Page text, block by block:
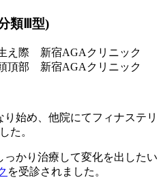
類Ⅲ型)
始め、他院にてフィナステリ
た。
っかり治療して変化を出したい
を受診されました。